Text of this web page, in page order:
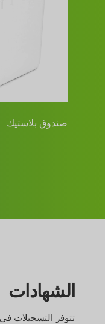
صندوق بلاستيك
الشهادات
تتوفر التسجيلات